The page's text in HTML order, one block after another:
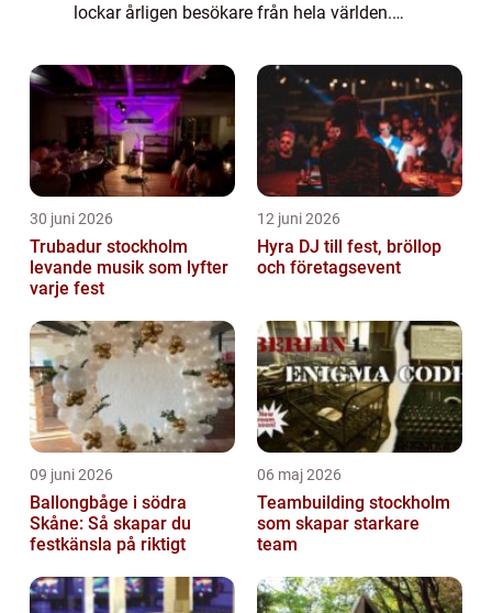
lockar årligen besökare från hela världen.
attraktioner och en fantastisk kustlinje ha...
30 juni 2026
Trubadur stockholm
levande musik som lyfter
varje fest
12 juni 2026
Hyra DJ till fest, bröllop
och företagsevent
09 juni 2026
Ballongbåge i södra
Skåne: Så skapar du
festkänsla på riktigt
06 maj 2026
Teambuilding stockholm
som skapar starkare
team